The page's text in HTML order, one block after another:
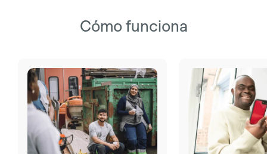
Cómo funciona